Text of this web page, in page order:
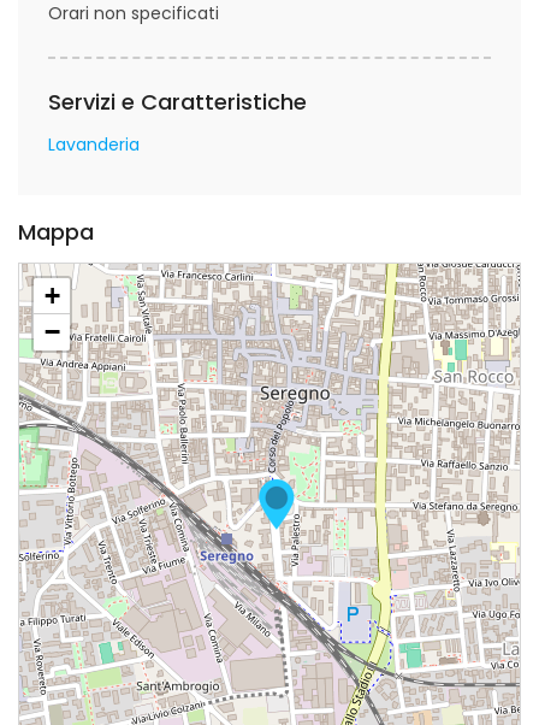
Orari non specificati
Servizi e Caratteristiche
Lavanderia
Mappa
+
−